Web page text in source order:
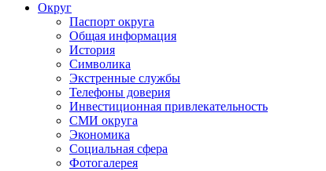
Округ
Паспорт округа
Общая информация
История
Символика
Экстренные службы
Телефоны доверия
Инвестиционная привлекательность
СМИ округа
Экономика
Социальная сфера
Фотогалерея